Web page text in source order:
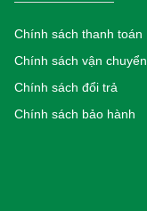
Chính sách thanh toán
Chính sách vận chuyển
Chính sách đổi trả
Chính sách bảo hành